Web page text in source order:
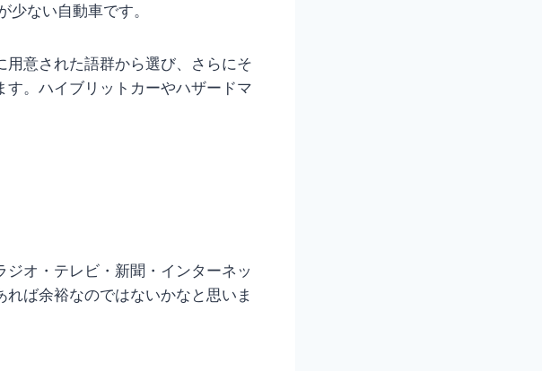
ない自動車です。
された語群から選び、さらにそ
。ハイブリットカーやハザードマ
オ・テレビ・新聞・インターネッ
ば余裕なのではないかなと思いま